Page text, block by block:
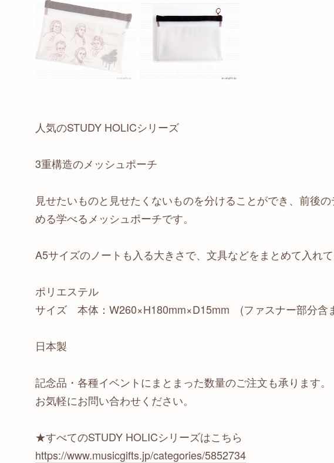
人気のSTUDY HOLICシリーズ
3重構造のメッシュポーチ
見せたいものと見せたくないものを分けることができ、前後
める学べるメッシュポーチです。
A5サイズのノートも入る大きさで、文具などをまとめて入れて
ポリエステル
サイズ 本体：W260×H180mm×D15mm (ファスナー部分含
日本製
記念品・各種イベントにまとまった数量のご注文も承ります。
お気軽にお問い合わせください。
★すべてのSTUDY HOLICシリーズはこちら
https://www.musicgifts.jp/categories/5852734